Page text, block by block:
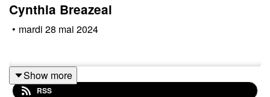
Cynthia Breazeal
• mardi 28 mai 2024
Show more
RSS